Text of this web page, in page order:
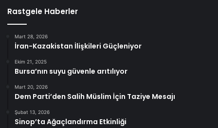
Rastgele Haberler
Mart 28, 2026
İran-Kazakistan İlişkileri Güçleniyor
Ekim 21, 2025
Bursa’nın suyu güvenle arıtılıyor
Mart 20, 2026
Dem Parti’den Salih Müslim İçin Taziye Mesajı
Şubat 13, 2026
Sinop’ta Ağaçlandırma Etkinliği